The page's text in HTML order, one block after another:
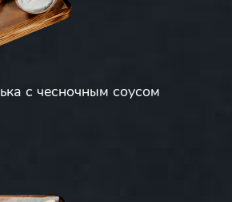
с чесночным соусом